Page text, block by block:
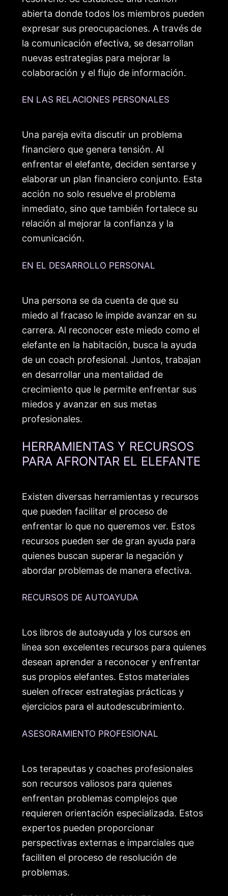
abierta donde todos los miembros pueden
expresar sus preocupaciones. A través de
la comunicación efectiva, se desarrollan
nuevas estrategias para mejorar la
colaboración y el flujo de información.
EN LAS RELACIONES PERSONALES
Una pareja evita discutir un problema
financiero que genera tensión. Al
enfrentar el elefante, deciden sentarse y
elaborar un plan financiero conjunto. Esta
acción no solo resuelve el problema
inmediato, sino que también fortalece su
relación al mejorar la confianza y la
comunicación.
EN EL DESARROLLO PERSONAL
Una persona se da cuenta de que su
miedo al fracaso le impide avanzar en su
carrera. Al reconocer este miedo como el
elefante en la habitación, busca la ayuda
de un coach profesional. Juntos, trabajan
en desarrollar una mentalidad de
crecimiento que le permite enfrentar sus
miedos y avanzar en sus metas
profesionales.
HERRAMIENTAS Y RECURSOS
PARA AFRONTAR EL ELEFANTE
Existen diversas herramientas y recursos
que pueden facilitar el proceso de
enfrentar lo que no queremos ver. Estos
recursos pueden ser de gran ayuda para
quienes buscan superar la negación y
abordar problemas de manera efectiva.
RECURSOS DE AUTOAYUDA
Los libros de autoayuda y los cursos en
línea son excelentes recursos para quienes
desean aprender a reconocer y enfrentar
sus propios elefantes. Estos materiales
suelen ofrecer estrategias prácticas y
ejercicios para el autodescubrimiento.
ASESORAMIENTO PROFESIONAL
Los terapeutas y coaches profesionales
son recursos valiosos para quienes
enfrentan problemas complejos que
requieren orientación especializada. Estos
expertos pueden proporcionar
perspectivas externas e imparciales que
faciliten el proceso de resolución de
problemas.